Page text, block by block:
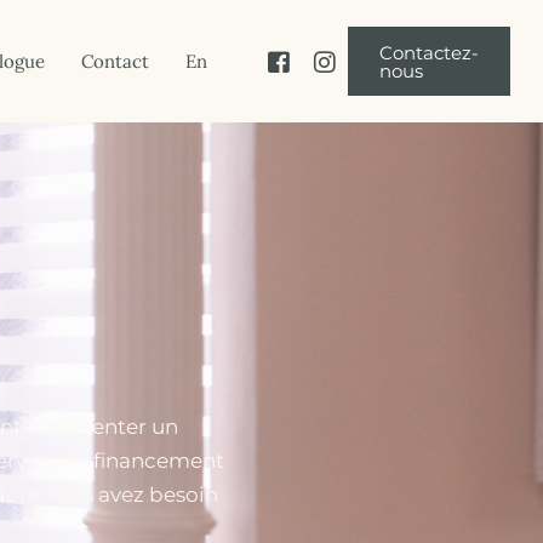
Santé gynécologique
Incontinence urinaire
Sécheresse vaginale
Sudation excessive au visage et au
corps / Hyperhidrose
Réduction des amas graisseux
Pilosité
Perte de cheveux (Calvitie,
Contact En Contactez-
nous
représenter un
de financement
vous avez besoin